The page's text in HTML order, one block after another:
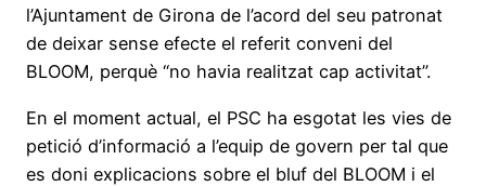
l’Ajuntament de Girona de l’acord del seu patronat
de deixar sense efecte el referit conveni del
BLOOM, perquè “no havia realitzat cap activitat”.
En el moment actual, el PSC ha esgotat les vies de
petició d’informació a l’equip de govern per tal que
es doni explicacions sobre el bluf del BLOOM i el